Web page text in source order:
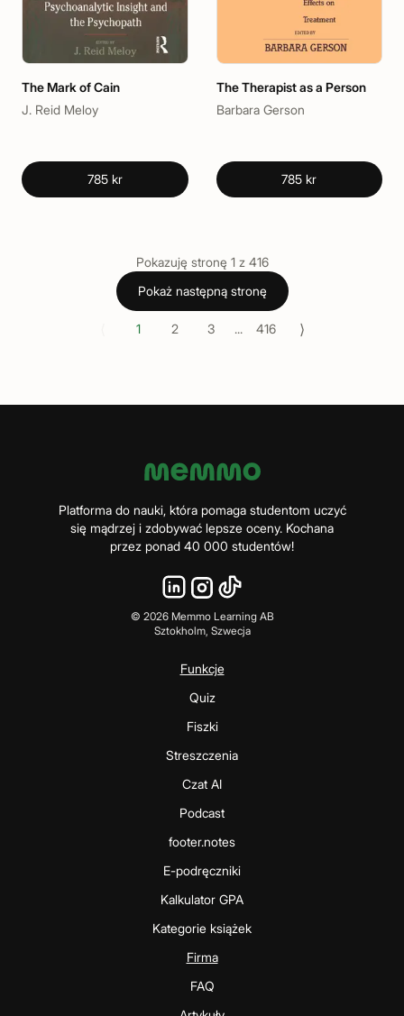
The Mark of Cain
J. Reid Meloy
785 kr
The Therapist as a Person
Barbara Gerson
785 kr
Pokazuję stronę 1 z 416
Pokaż następną stronę
1 2 3 ... 416 ⟩
Platforma do nauki, która pomaga studentom uczyć
się mądrzej i zdobywać lepsze oceny. Kochana
przez ponad 40 000 studentów!
© 2026Memmo Learning AB
Sztokholm, Szwecja
Funkcje
Quiz
Fiszki
Streszczenia
Czat AI
Podcast
footer.notes
E-podręczniki
Kalkulator GPA
Kategorie książek
Firma
FAQ